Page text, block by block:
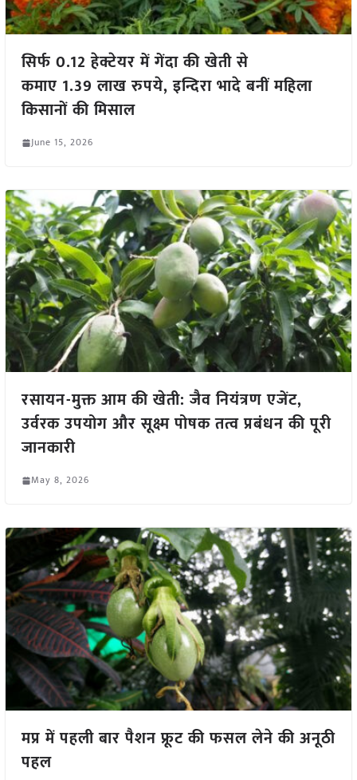
सिर्फ 0.12 हेक्टेयर में गेंदा की खेती से
कमाए 1.39 लाख रुपये, इन्दिरा भादे बनीं महिला
किसानों की मिसाल
June 15, 2026
रसायन-मुक्त आम की खेती: जैव नियंत्रण एजेंट,
उर्वरक उपयोग और सूक्ष्म पोषक तत्व प्रबंधन की पूरी
जानकारी
May 8, 2026
मप्र में पहली बार पैशन फ्रूट की फसल लेने की अनूठी
पहल